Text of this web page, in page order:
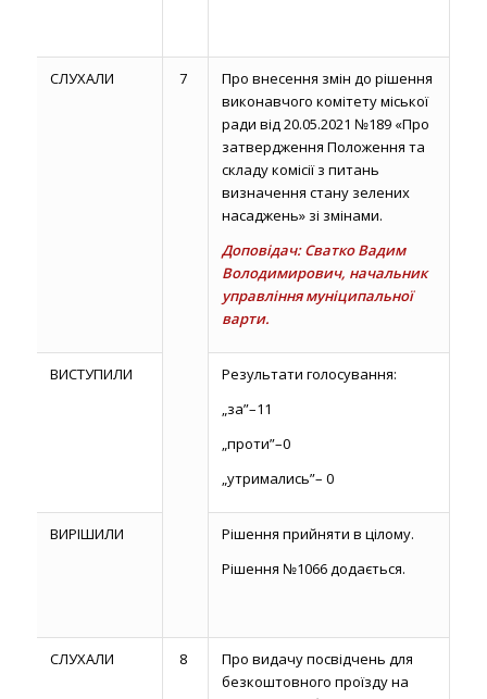
СЛУХАЛИ 7
Про внесення змін до рішення
виконавчого комітету міської
ради від 20.05.2021 №189 «Про
затвердження Положення та
складу комісії з питань
визначення стану зелених
насаджень» зі змінами.
Доповідач: Сватко Вадим
Володимирович, начальник
управління муніципальної
варти.
ВИСТУПИЛИ
Результати голосування:
„за”–11
„проти”–0
„утримались”– 0
ВИРІШИЛИ
Рішення прийняти в цілому.
Рішення №1066 додається.
СЛУХАЛИ 8
Про видачу посвідчень для
безкоштовного проїзду на